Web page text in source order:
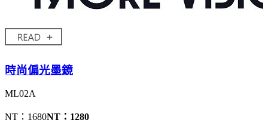
時尚偏光墨鏡
ML02A
NT：1680NT：1280